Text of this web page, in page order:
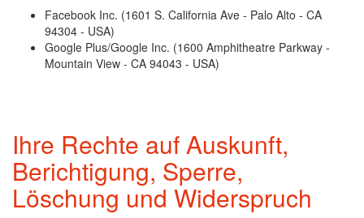
Facebook Inc. (1601 S. California Ave - Palo Alto - CA
94304 - USA)
Google Plus/Google Inc. (1600 Amphitheatre Parkway -
Mountain View - CA 94043 - USA)
Ihre Rechte auf Auskunft,
Berichtigung, Sperre,
Löschung und Widerspruch